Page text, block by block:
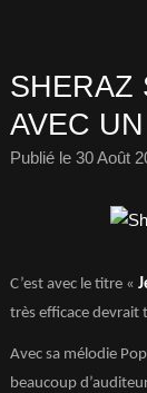
SHERAZ
AVEC
Publié le 30 Août
C’est avec le titre «
très efficace devrait
Avec sa mélodie
beaucoup